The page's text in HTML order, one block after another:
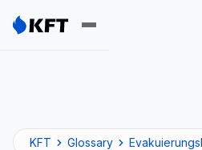
KFT Glossary